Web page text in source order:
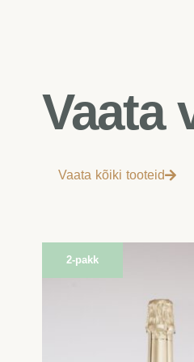
Vaata
Vaata kõiki tooteid
2-pakk